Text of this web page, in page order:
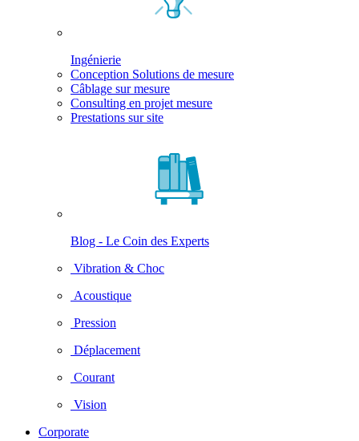
Ingénierie
Conception Solutions de mesure
Câblage sur mesure
Consulting en projet mesure
Prestations sur site
Blog - Le Coin des Experts
Vibration & Choc
Acoustique
Pression
Déplacement
Courant
Vision
Corporate